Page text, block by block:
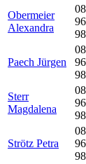
Obermeier
Alexandra
Paech Jürgen
Sterr
Magdalena
Strötz Petra